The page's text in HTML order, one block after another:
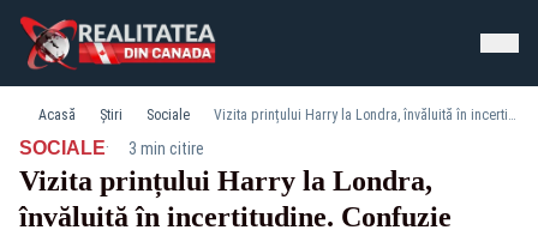
Acasă Știri Sociale Vizita prințului Harry la Londra, învăluită în incertitudine. Confuzie privind cazarea și o posibilă întâlnire cu regele Charles al III-lea
SOCIALE· 3 min citire
Vizita prințului Harry la Londra,
învăluită în incertitudine. Confuzie